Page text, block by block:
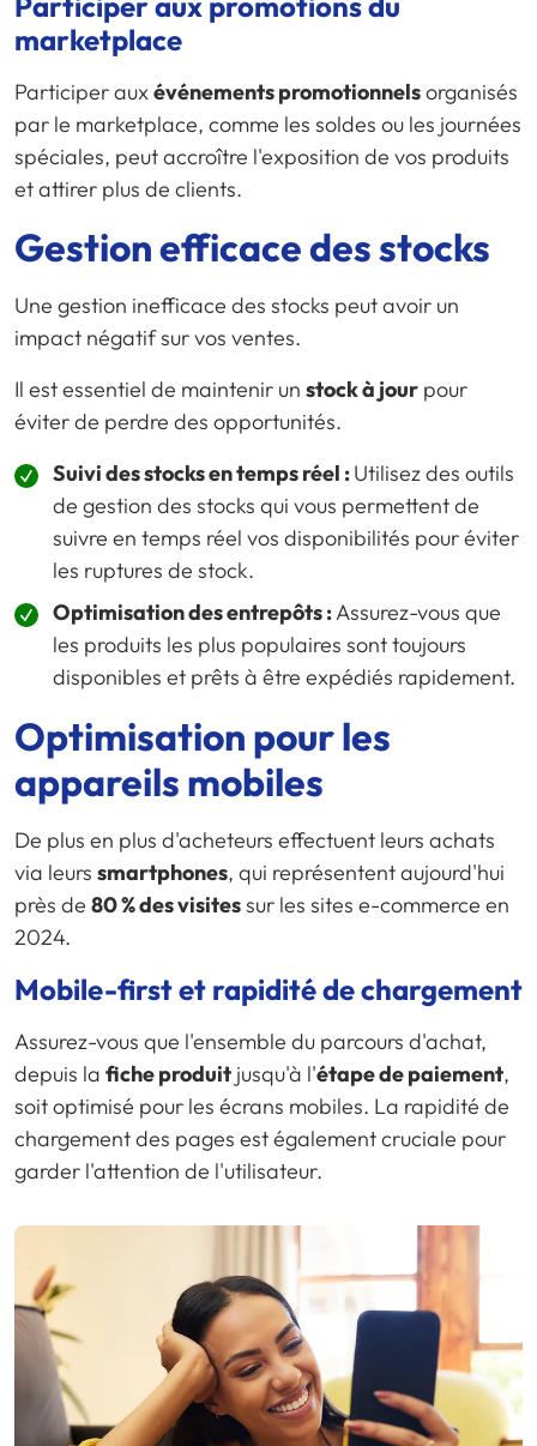
marketplace
Participer auxévénements promotionnelsorganisés
par le marketplace, comme les soldes ou les journées
spéciales, peut accroître l'exposition de vos produits
et attirer plus de clients.
Gestion efficace des stocks
Une gestion inefficace des stocks peut avoir un
impact négatif sur vos ventes.
Il est essentiel de maintenir un stock à jour pour
éviter de perdre des opportunités.
Suivi des stocks en temps réel :Utilisez des outils
de gestion des stocks qui vous permettent de
suivre en temps réel vos disponibilités pour éviter
les ruptures de stock.
Optimisation des entrepôts :Assurez-vous que
les produits les plus populaires sont toujours
disponibles et prêts à être expédiés rapidement.
Optimisation pour les
appareils mobiles
De plus en plus d'acheteurs effectuent leurs achats
via leurs smartphones, qui représentent aujourd'hui
près de 80 % des visitessur les sites e-commerce en
2024.
Mobile-first et rapidité de chargement
Assurez-vous que l'ensemble du parcours d'achat,
depuis la fiche produit jusqu'à l'étape de paiement,
soit optimisé pour les écrans mobiles. La rapidité de
chargement des pages est également cruciale pour
garder l'attention de l'utilisateur.